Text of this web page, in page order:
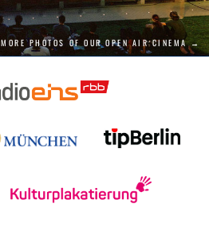
MORE PHOTOS OF OUR OPEN AIR CINEMA →